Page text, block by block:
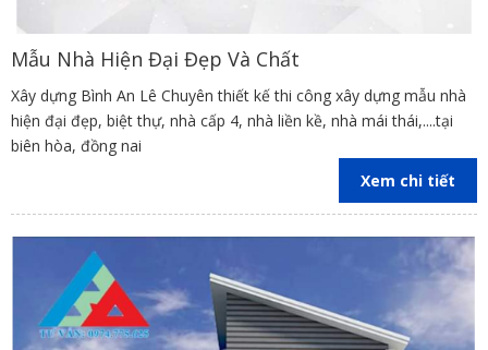
Mẫu Nhà Hiện Đại Đẹp Và Chất
Xây dựng Bình An Lê Chuyên thiết kế thi công xây dựng mẫu nhà
hiện đại đẹp, biệt thự, nhà cấp 4, nhà liền kề, nhà mái thái,....tại
biên hòa, đồng nai
Xem chi tiết